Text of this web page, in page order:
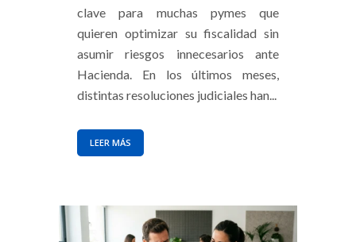
clave para muchas pymes que
quieren optimizar su fiscalidad sin
asumir riesgos innecesarios ante
Hacienda. En los últimos meses,
distintas resoluciones judiciales han...
LEER MÁS